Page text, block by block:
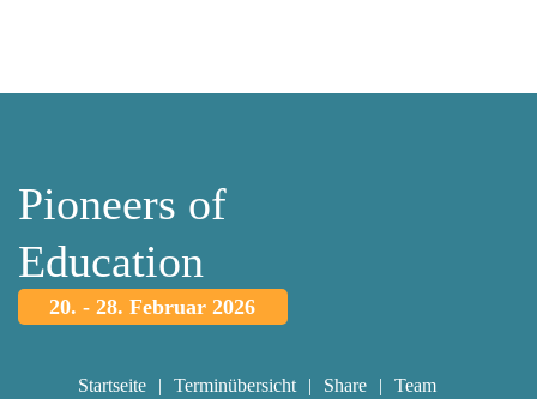
Pioneers of
Education
20. - 28. Februar 2026
Startseite Terminübersicht Share
Team